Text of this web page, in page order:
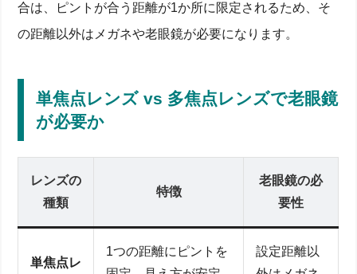
合は、ピントが合う距離が1か所に限定されるため、そ
の距離以外はメガネや老眼鏡が必要になります。
単焦点レンズ vs 多焦点レンズで老眼鏡
が必要か
レンズの
種類
特徴
老眼鏡の必
要性
単焦点レ
1つの距離にピントを
設定距離以